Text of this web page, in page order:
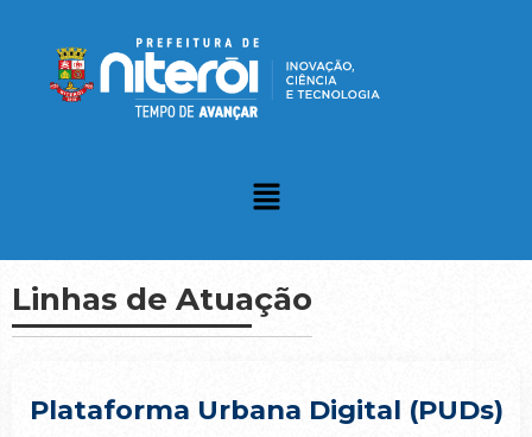
Linhas de Atuação
Plataforma Urbana Digital (PUDs)